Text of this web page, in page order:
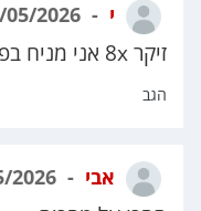
י
זיקר 8x אני מניח בפחות כסף
הגב
אבי